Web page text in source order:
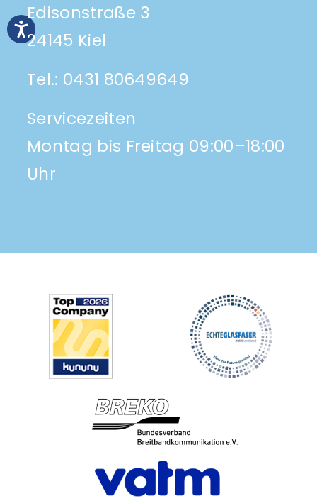
Edisonstraße 3
24145 Kiel
Tel.: 0431 80649649
Servicezeiten
Montag bis Freitag 09:00–18:00
Uhr